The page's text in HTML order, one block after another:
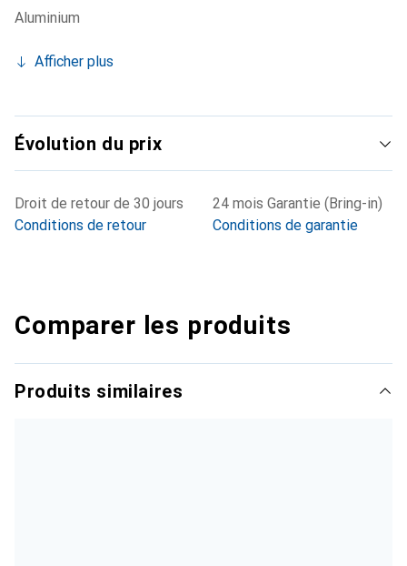
automatiquement les types d'entraînement courants. Vous
un entraînement. Autonomie de batterie allant jusqu'à 10
Aluminium
Afficher plus
Évolution du prix
Droit de retour de 30 jours
Conditions de retour
24 mois Garantie (Bring-in)
Conditions de garantie
Comparer les produits
Produits similaires